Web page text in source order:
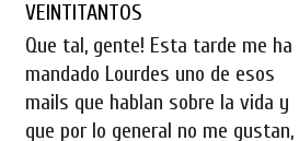
VEINTITANTOS
Que tal, gente! Esta tarde me ha
mandado Lourdes uno de esos
mails que hablan sobre la vida y
que por lo general no me gustan,